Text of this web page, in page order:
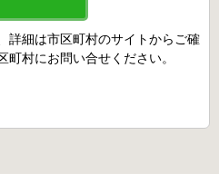
詳細は市区町村のサイトからご確
村にお問い合せください。